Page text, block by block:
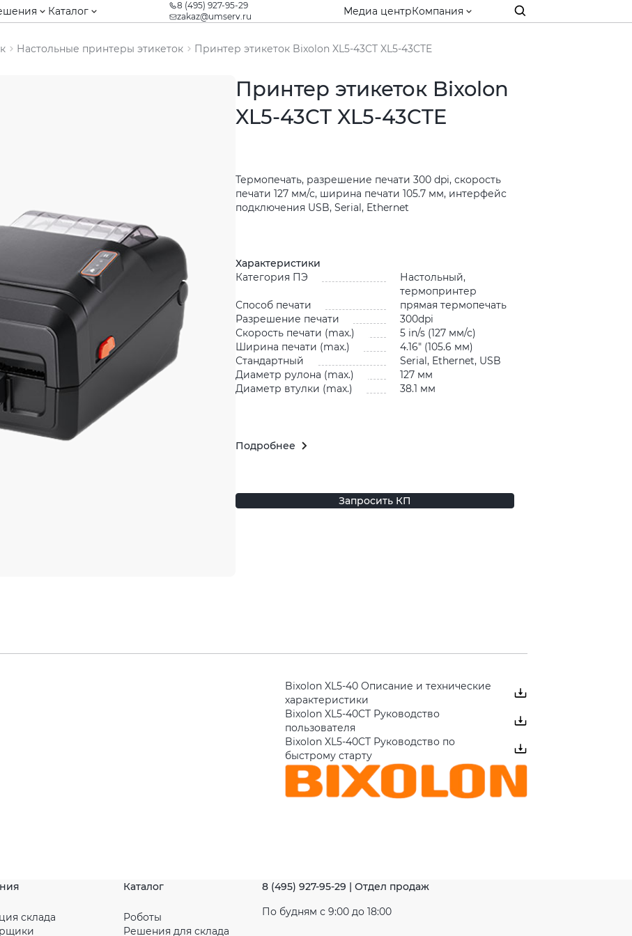
Каталог
8 (495) 927-95-29
zakaz@umserv.ru
Медиа центрКомпания
Настольные принтеры этикеток Принтер этикеток Bixolon XL5-43CT XL5-43CTE
Принтер этикеток Bixolon
XL5-43CT XL5-43CTE
Термопечать, разрешение печати 300 dpi, скорость
печати 127 мм/с, ширина печати 105.7 мм, интерфейс
подключения USB, Serial, Ethernet
Характеристики
Категория ПЭ
Настольный,
термопринтер
Способ печати
прямая термопечать
Разрешение печати
300dpi
Скорость печати (max.)
5 in/s (127 мм/с)
Ширина печати (max.)
4.16″ (105.6 мм)
Стандартный
Serial, Ethernet, USB
Диаметр рулона (max.)
127 мм
Диаметр втулки (max.)
38.1 мм
Подробнее
Запросить КП
Bixolon XL5-40 Описание и технические
характеристики
Bixolon XL5-40CT Руководство
пользователя
Bixolon XL5-40CT Руководство по
быстрому старту
склада
Каталог
Роботы
Решения для склада
8 (495) 927-95-29 | Отдел продаж
По будням с 9:00 до 18:00